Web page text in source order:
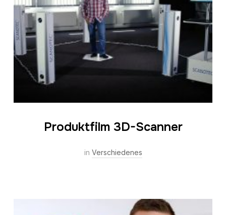
Produktfilm 3D-Scanner
in Verschiedenes